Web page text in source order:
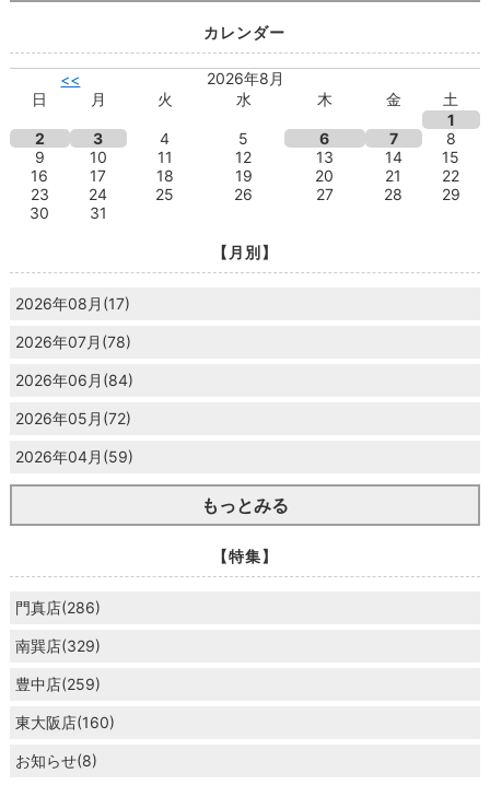
カレンダー
<<
2026年8月
日
月 火 水 木 金
土
1
2
3 4 5 6 7
8
9
10 11 12 13 14
15
16
17 18 19 20 21
22
23
24 25 26 27 28
29
30
31
【月別】
2026年08月(17)
2026年07月(78)
2026年06月(84)
2026年05月(72)
2026年04月(59)
もっとみる
【特集】
門真店(286)
南巽店(329)
豊中店(259)
東大阪店(160)
お知らせ(8)